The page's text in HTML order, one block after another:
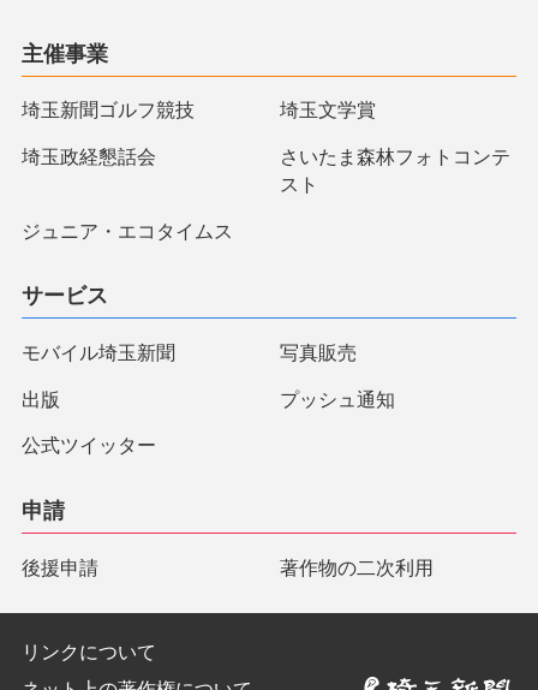
主催事業
埼玉新聞ゴルフ競技 埼玉文学賞
埼玉政経懇話会
さいたま森林フォトコンテ
スト
ジュニア・エコタイムス
サービス
モバイル埼玉新聞 写真販売
出版 プッシュ通知
公式ツイッター
申請
後援申請 著作物の二次利用
リンクについて